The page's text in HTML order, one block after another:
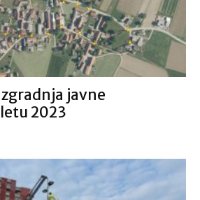
javne
2023